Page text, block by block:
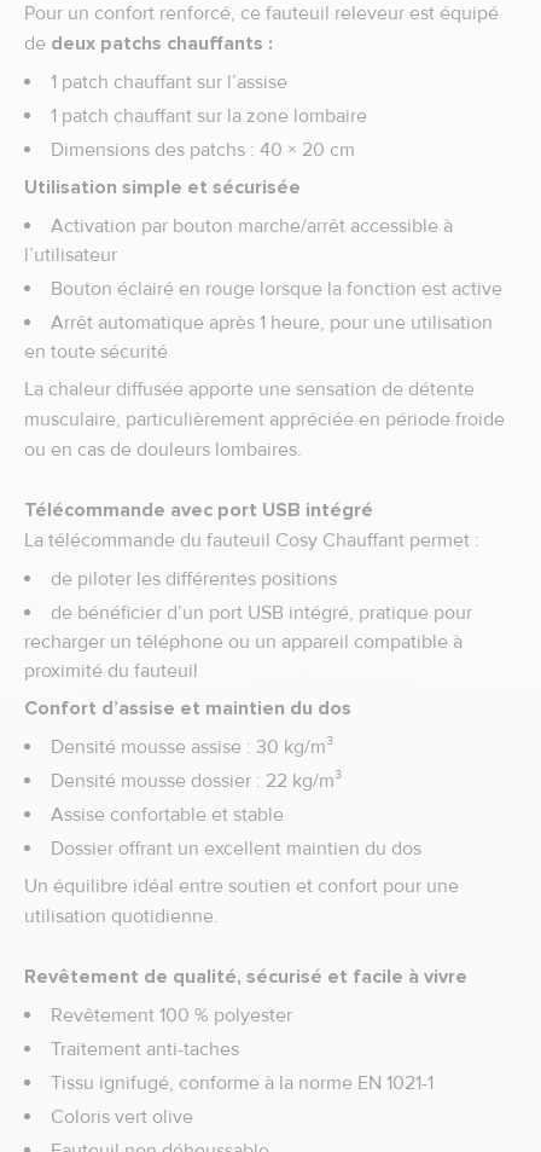
Pour un confort renforcé, ce fauteuil releveur est équipé
de deux patchs chauffants :
1 patch chauffant sur l’assise
1 patch chauffant sur la zone lombaire
Dimensions des patchs : 40 × 20 cm
Utilisation simple et sécurisée
Activation par bouton marche/arrêt accessible à
l’utilisateur
Bouton éclairé en rouge lorsque la fonction est active
Arrêt automatique après 1 heure, pour une utilisation
en toute sécurité
La chaleur diffusée apporte une sensation de détente
musculaire, particulièrement appréciée en période froide
ou en cas de douleurs lombaires.
Télécommande avec port USB intégré
La télécommande du fauteuil Cosy Chauffant permet :
de piloter les différentes positions
de bénéficier d’un port USB intégré, pratique pour
recharger un téléphone ou un appareil compatible à
proximité du fauteuil
Confort d’assise et maintien du dos
Densité mousse assise : 30 kg/m³
Densité mousse dossier : 22 kg/m³
Assise confortable et stable
Dossier offrant un excellent maintien du dos
Un équilibre idéal entre soutien et confort pour une
utilisation quotidienne.
Revêtement de qualité, sécurisé et facile à vivre
Revêtement 100 % polyester
Traitement anti-taches
Tissu ignifugé, conforme à la norme EN 1021-1
Coloris vert olive